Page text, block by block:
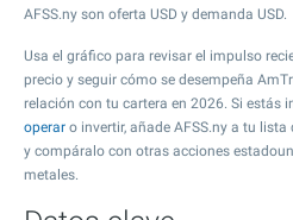
AFSS.ny son oferta USD y demanda USD.
Usa el gráfico para revisar el impulso
precio y seguir cómo se desempeña
relación con tu cartera en 2026. Si estás
operar o invertir, añade AFSS.ny a tu
y compáralo con otras acciones
metales.